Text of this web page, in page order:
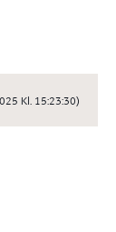
Kl. 15:23:30)